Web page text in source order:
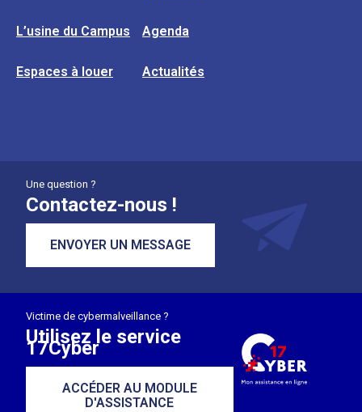
L’usine du Campus Agenda
Espaces à louer Actualités
Une question ?
Contactez-nous !
ENVOYER UN MESSAGE
Victime de cybermalveillance ?
Utilisez le service
17Cyber
ACCÉDER AU MODULE
D'ASSISTANCE